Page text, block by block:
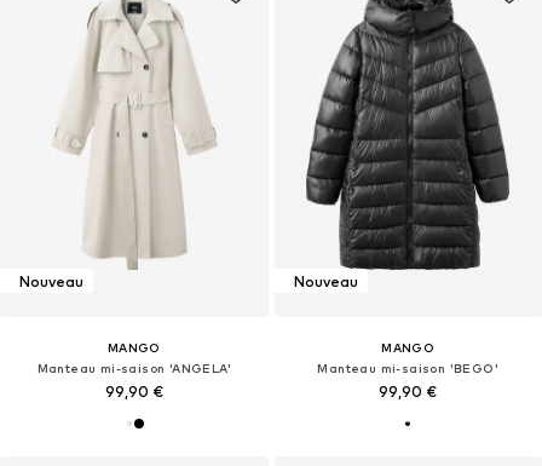
Nouveau
MANGO
Manteau mi-saison 'ANGELA'
99,90 €
Nouveau
MANGO
Manteau mi-saison 'BEGO'
99,90 €